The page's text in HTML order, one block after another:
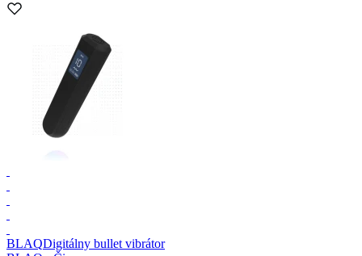
BLAQDigitálny bullet vibrátor